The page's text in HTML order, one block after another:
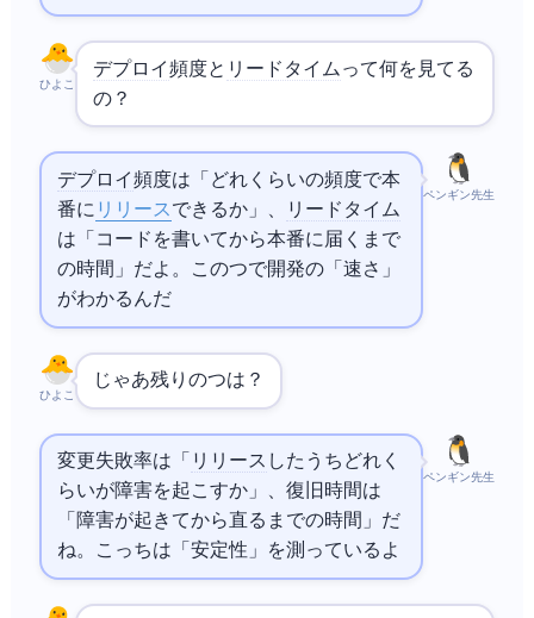
ひよこ
デプロイ頻度と リードタイムって何を見てる
の？
ペンギン先生
デプロイ頻度は「どれくらいの頻度で本
番に リリースできるか」、
リードタイム
は「コードを書いてから本番に届くまで
の時間」だよ。この2つで開発の「速さ」
がわかるんだ
ひよこ
じゃあ残りの2つは？
ペンギン先生
変更失敗率は「 リリース したうちどれく
らいが障害を起こすか」、復旧時間は
「障害が起きてから直るまでの時間」だ
ね。こっちは「安定性」を測っているよ